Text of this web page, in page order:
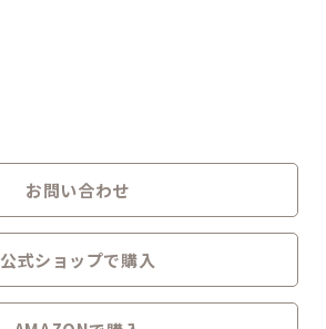
お問い合わせ
公式ショップで購入